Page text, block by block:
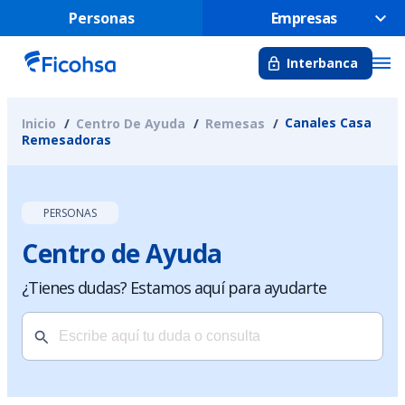
Personas Empresas
Interbanca
Inicio Centro De Ayuda Remesas
Canales Casa
Remesadoras
PERSONAS
Centro de Ayuda
¿Tienes dudas? Estamos aquí para ayudarte